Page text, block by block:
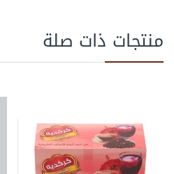
منتجات ذات صلة